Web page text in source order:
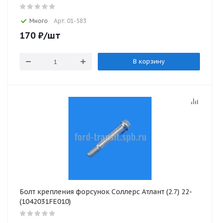
Много Арт: 01-583
170 ₽/шт
В корзину
Болт крепления форсунок Соллерс Атлант (2.7) 22-
(1042031FE010)